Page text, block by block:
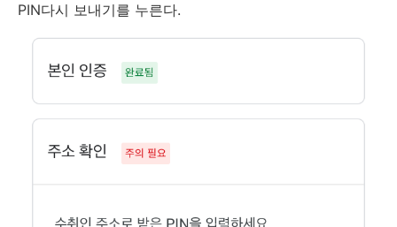
PIN다시 보내기를 누른다.